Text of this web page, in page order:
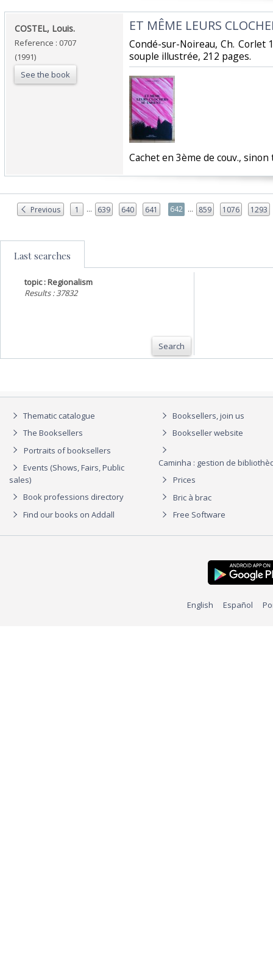
‎COSTEL, Louis.‎
Reference : 0707
(1991)
See the book
‎ET MÊME LEURS
‎Condé-sur-Noireau, Ch. Corlet
souple illustrée, 212 pages.‎
‎Cachet en 3ème de couv.,
Previous 1 ... 639 640 641 642 ... 859 1076 1293
Last searches
topic : Regionalism
Results : 37832
Search
Thematic catalogue
The Booksellers
Portraits of booksellers
Events (Shows, Fairs, Public
sales)
Book professions directory
Find our books on Addall
Booksellers, join us
Bookseller website
Caminha : gestion de
Prices
Bric à brac
Free Software
English Español